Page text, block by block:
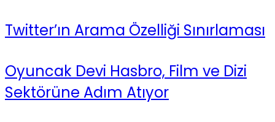
Twitter’ın Arama Özelliği Sınırlaması
Oyuncak Devi Hasbro, Film ve Dizi
Sektörüne Adım Atıyor